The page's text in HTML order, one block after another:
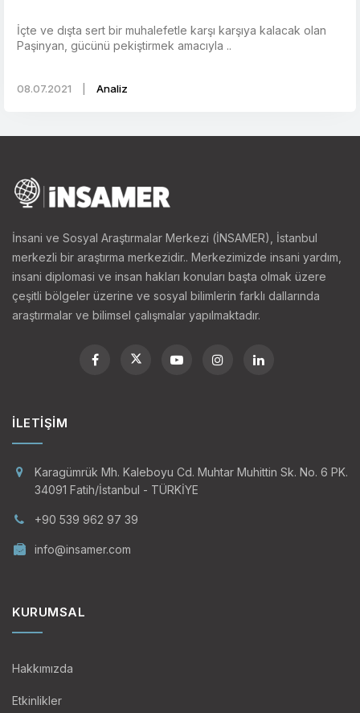
İçte ve dışta sert bir muhalefetle karşı karşıya kalacak olan
Paşinyan, gücünü pekiştirmek amacıyla ..
08.07.2021 Analiz
İnsani ve Sosyal Araştırmalar Merkezi (İNSAMER), İstanbul
merkezli bir araştırma merkezidir.. Merkezimizde insani yardım,
insani diplomasi ve insan hakları konuları başta olmak üzere
çeşitli bölgeler üzerine ve sosyal bilimlerin farklı dallarında
araştırmalar ve bilimsel çalışmalar yapılmaktadır.
İLETIŞIM
Karagümrük Mh. Kaleboyu Cd. Muhtar Muhittin Sk. No. 6 PK.
34091 Fatih/İstanbul - TÜRKİYE
+90 539 962 97 39
info@insamer.com
KURUMSAL
Hakkımızda
Etkinlikler